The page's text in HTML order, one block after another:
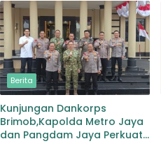
Berita
Kunjungan Dankorps
Brimob,Kapolda Metro Jaya
dan Pangdam Jaya Perkuat